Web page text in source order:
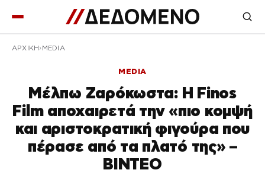
ΑΡΧΙΚΉ MEDIA
MEDIA
Μέλπω Ζαρόκωστα: Η Finos
Film αποχαιρετά την «πιο κομψή
και αριστοκρατική φιγούρα που
πέρασε από τα πλατό της» –
ΒΙΝΤΕΟ